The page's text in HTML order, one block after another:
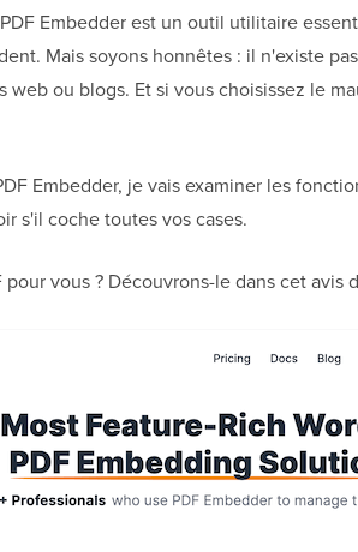
Embedder est un outil utilitaire
Mais soyons honnêtes : il n'existe
web ou blogs. Et si vous choisissez le
Embedder, je vais examiner les
s'il coche toutes vos cases.
vous ? Découvrons-le dans cet avis